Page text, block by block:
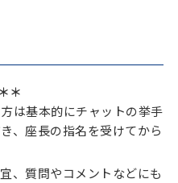
＊
は基本的にチャットの挙手
、座長の指名を受けてから
、質問やコメントなどにも